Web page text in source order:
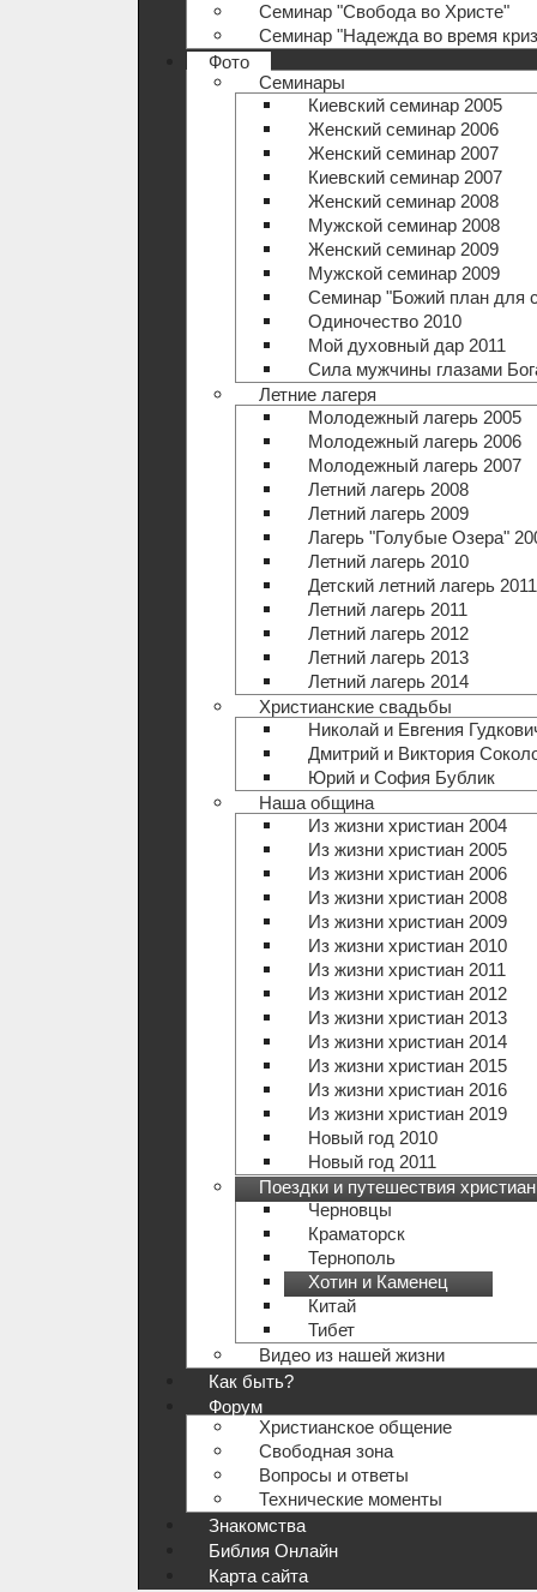
Семинар "Свобода во Христе"
Семинар "Надежда во время
Фото
Семинары
Киевский семинар 2005
Женский семинар 2006
Женский семинар 2007
Киевский семинар 2007
Женский семинар 2008
Мужской семинар 2008
Женский семинар 2009
Мужской семинар 2009
Семинар "Божий план для
Одиночество 2010
Мой духовный дар 2011
Сила мужчины глазами
Летние лагеря
Молодежный лагерь 2005
Молодежный лагерь 2006
Молодежный лагерь 2007
Летний лагерь 2008
Летний лагерь 2009
Лагерь "Голубые Озера"
Летний лагерь 2010
Детский летний лагерь 2011
Летний лагерь 2011
Летний лагерь 2012
Летний лагерь 2013
Летний лагерь 2014
Христианские свадьбы
Николай и Евгения
Дмитрий и Виктория
Юрий и София Бублик
Наша община
Из жизни христиан 2004
Из жизни христиан 2005
Из жизни христиан 2006
Из жизни христиан 2008
Из жизни христиан 2009
Из жизни христиан 2010
Из жизни христиан 2011
Из жизни христиан 2012
Из жизни христиан 2013
Из жизни христиан 2014
Из жизни христиан 2015
Из жизни христиан 2016
Из жизни христиан 2019
Новый год 2010
Новый год 2011
Поездки и путешествия христиан
Черновцы
Краматорск
Тернополь
Хотин и Каменец
Китай
Тибет
Видео из нашей жизни
Как быть?
Форум
Христианское общение
Свободная зона
Вопросы и ответы
Технические моменты
Знакомства
Библия Онлайн
Карта сайта